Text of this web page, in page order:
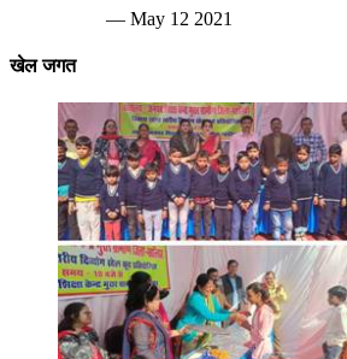
— May 12 2021
खेल जगत